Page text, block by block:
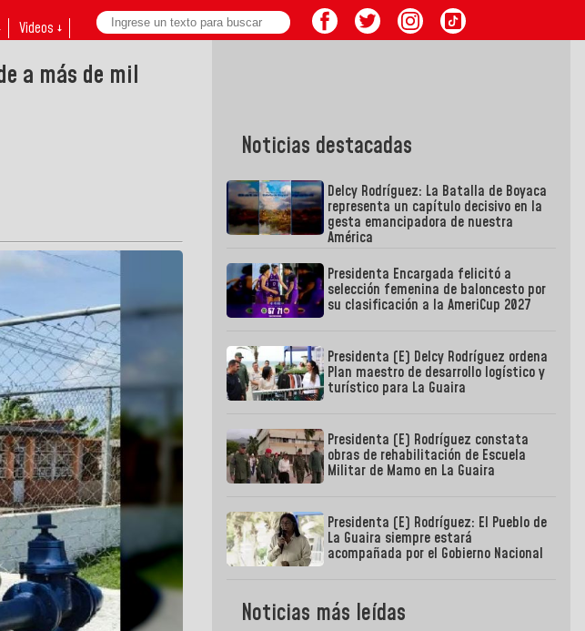
Videos ↓
a más de mil
Noticias destacadas
Delcy Rodríguez: La Batalla de Boyaca
representa un capítulo decisivo en la
gesta emancipadora de nuestra
América
Presidenta Encargada felicitó a
selección femenina de baloncesto por
su clasificación a la AmeriCup 2027
Presidenta (E) Delcy Rodríguez ordena
Plan maestro de desarrollo logístico y
turístico para La Guaira
Presidenta (E) Rodríguez constata
obras de rehabilitación de Escuela
Militar de Mamo en La Guaira
Presidenta (E) Rodríguez: El Pueblo de
La Guaira siempre estará
acompañada por el Gobierno Nacional
Noticias más leídas